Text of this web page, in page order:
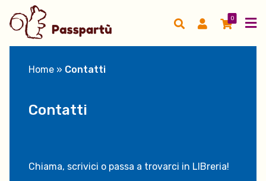
0
Home » Contatti
Contatti
Chiama, scrivici o passa a trovarci in LIBreria!